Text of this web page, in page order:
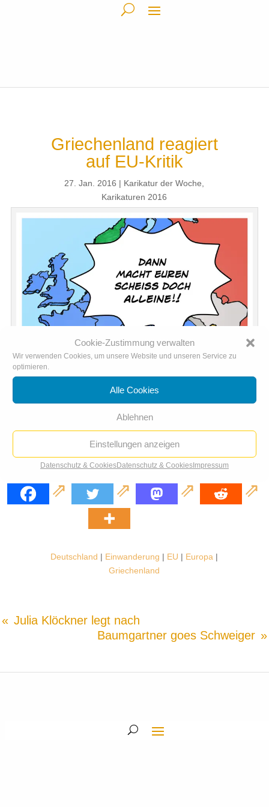
Cookie-Zustimmung verwalten
Wir verwenden Cookies, um unsere Website und unseren Service zu
optimieren.
Alle Cookies
Ablehnen
Einstellungen anzeigen
Datenschutz & CookiesDatenschutz & Cookies Impressum
Griechenland reagiert
auf EU-Kritik
27. Jan. 2016 Karikatur der Woche
Karikaturen 2016
Festung Europa: Griechenland reagiert auf EU-Kritik
Deutschland | Einwanderung | EU | Europa |
Griechenland
Julia Klöckner legt nach
Baumgartner goes Schweiger